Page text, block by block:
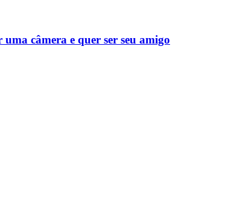
câmera e quer ser seu amigo